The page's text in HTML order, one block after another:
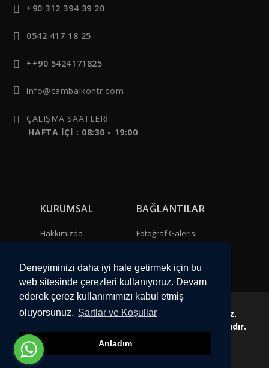
Deneyiminizi daha iyi hale getirmek için bu
web sitesinde çerezleri kullanıyoruz. Devam
ederek çerez kullanımımızı kabul etmiş
oluyorsunuz. Şartlar ve Koşullar
Anladım
+90 312 394 39 20
0542 417 18 25
++90 5424171825
info@cambalkontr.com
ÇALIŞMA SAATLERİ
HAFTA İÇİ : 08:30 - 19:00
KURUMSAL
Hakkımızda
BAĞLANTILAR
Fotoğraf Galerisi
Web sitemizdeki görseller izinsiz kullanılamaz.
Copyright Diamond Glass 2023 Tüm Hakları Saklıdır.